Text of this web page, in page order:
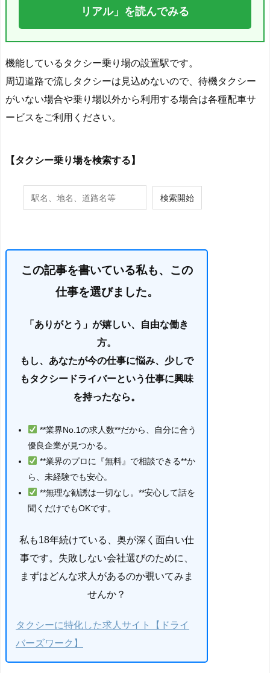
リアル」を読んでみる
機能しているタクシー乗り場の設置駅です。
周辺道路で流しタクシーは見込めないので、待機タクシー
がいない場合や乗り場以外から利用する場合は各種配車サ
ービスをご利用ください。
【タクシー乗り場を検索する】
この記事を書いている私も、この
仕事を選びました。
「ありがとう」が嬉しい、自由な働き
方。
もし、あなたが今の仕事に悩み、少しで
もタクシードライバーという仕事に興味
を持ったなら。
**業界No.1の求人数**だから、自分に合う
優良企業が見つかる。
**業界のプロに『無料』で相談できる**か
ら、未経験でも安心。
**無理な勧誘は一切なし。**安心して話を
聞くだけでもOKです。
私も18年続けている、奥が深く面白い仕
事です。失敗しない会社選びのために、
まずはどんな求人があるのか覗いてみま
せんか？
タクシーに特化した求人サイト【ドライ
バーズワーク】